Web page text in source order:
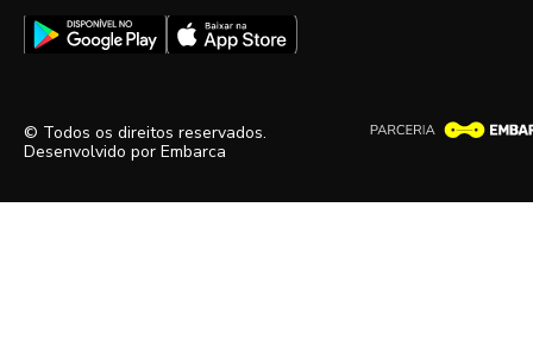
© Todos os direitos reservados.
Desenvolvido por Embarca